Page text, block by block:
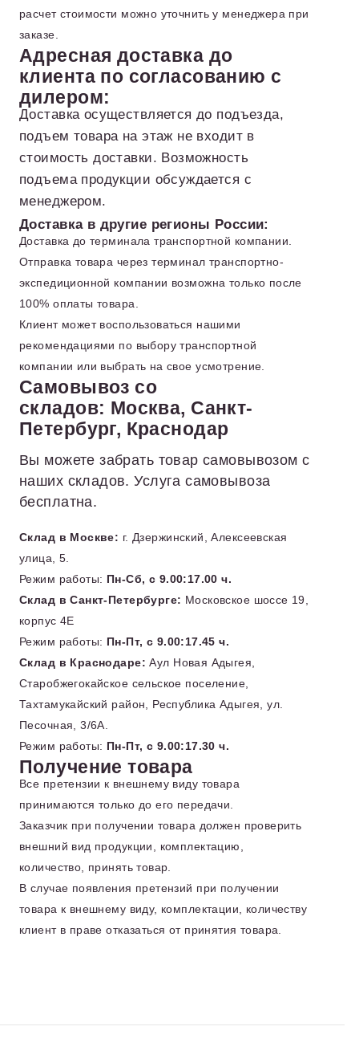
расчет стоимости можно уточнить у менеджера при
заказе.
Адресная доставка до
клиента по согласованию с
дилером:
Доставка осуществляется до подъезда,
подъем товара на этаж не входит в
стоимость доставки. Возможность
подъема продукции обсуждается с
менеджером.
Доставка в другие регионы России:
Доставка до терминала транспортной компании.
Отправка товара через терминал транспортно-
экспедиционной компании возможна только после
100% оплаты товара.
Клиент может воспользоваться нашими
рекомендациями по выбору транспортной
компании или выбрать на свое усмотрение.
Самовывоз со
складов: Москва, Санкт-
Петербург, Краснодар
Вы можете забрать товар самовывозом с
наших складов. Услуга самовывоза
бесплатна.
Склад в Москве: г. Дзержинский, Алексеевская
улица, 5.
Режим работы: Пн-Сб, с 9.00:17.00 ч.
Склад в Санкт-Петербурге: Московское шоссе 19,
корпус 4Е
Режим работы: Пн-Пт, с 9.00:17.45 ч.
Склад в Краснодаре: Аул Новая Адыгея,
Старобжегокайское сельское поселение,
Тахтамукайский район, Республика Адыгея, ул.
Песочная, 3/6А.
Режим работы: Пн-Пт, с 9.00:17.30 ч.
Получение товара
Все претензии к внешнему виду товара
принимаются только до его передачи.
Заказчик при получении товара должен проверить
внешний вид продукции, комплектацию,
количество, принять товар.
В случае появления претензий при получении
товара к внешнему виду, комплектации, количеству
клиент в праве отказаться от принятия товара.